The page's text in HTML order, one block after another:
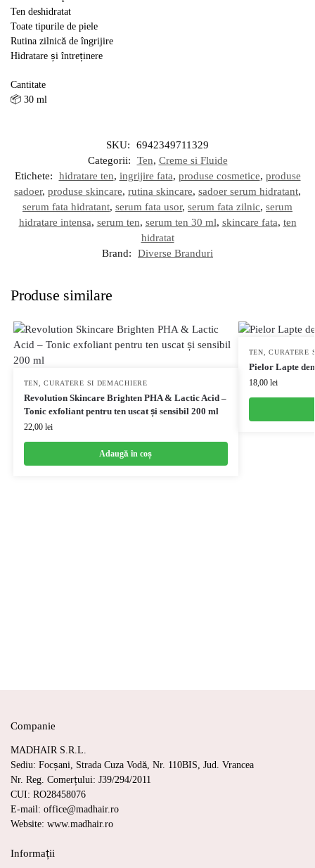
Ten deshidratat
Toate tipurile de piele
Rutina zilnică de îngrijire
Hidratare și întreținere
Cantitate
📦 30 ml
SKU:
6942349711329
Categorii:
Ten, Creme si Fluide
Etichete:
hidratare ten, ingrijire fata, produse cosmetice, produse
sadoer, produse skincare, rutina skincare, sadoer serum hidratant,
serum fata hidratant, serum fata usor, serum fata zilnic, serum
hidratare intensa, serum ten, serum ten 30 ml, skincare fata, ten
hidratat
Brand:
Diverse Branduri
Produse similare
TEN,CURATERE SI DEMACHIERE
Revolution Skincare Brighten PHA & Lactic Acid –
Tonic exfoliant pentru ten uscat și sensibil 200 ml
22,00 lei
Adaugă în coș
TEN,CURATERE
Pielor Lapte
18,00 lei
Companie
MADHAIR S.R.L.
Sediu: Focșani, Strada Cuza Vodă, Nr. 110BIS, Jud. Vrancea
Nr. Reg. Comerțului: J39/294/2011
CUI: RO28458076
E-mail: office@madhair.ro
Website: www.madhair.ro
Informații